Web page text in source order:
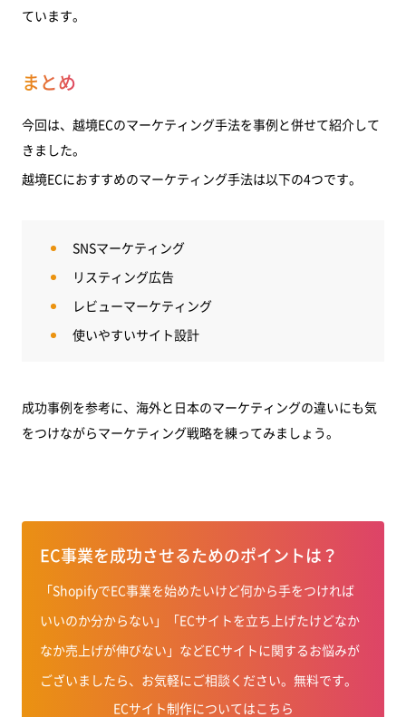
ています。
まとめ
今回は、越境ECのマーケティング手法を事例と併せて紹介して
きました。
越境ECにおすすめのマーケティング手法は以下の4つです。
SNSマーケティング
リスティング広告
レビューマーケティング
使いやすいサイト設計
成功事例を参考に、海外と日本のマーケティングの違いにも気
をつけながらマーケティング戦略を練ってみましょう。
EC事業を成功させるためのポイントは？
「ShopifyでEC事業を始めたいけど何から手をつければ
いいのか分からない」「ECサイトを立ち上げたけどなか
なか売上げが伸びない」などECサイトに関するお悩みが
ございましたら、お気軽にご相談ください。無料です。
ECサイト制作についてはこちら